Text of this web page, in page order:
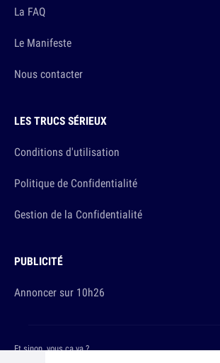
La FAQ
Le Manifeste
Nous contacter
LES TRUCS SÉRIEUX
Conditions d'utilisation
Politique de Confidentialité
Gestion de la Confidentialité
PUBLICITÉ
Annoncer sur 10h26
Et sinon, vous ça va ?